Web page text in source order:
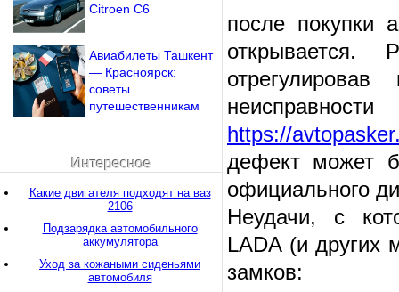
после покупки
https://
дефект может
официального
Неудачи, с
LADA (и других
замков:
Citroen C6
Авиабилеты Ташкент
— Красноярск:
советы
путешественникам
Интересное
Какие двигателя подходят на ваз
2106
Подзарядка автомобильного
аккумулятора
Уход за кожаными сиденьями
автомобиля